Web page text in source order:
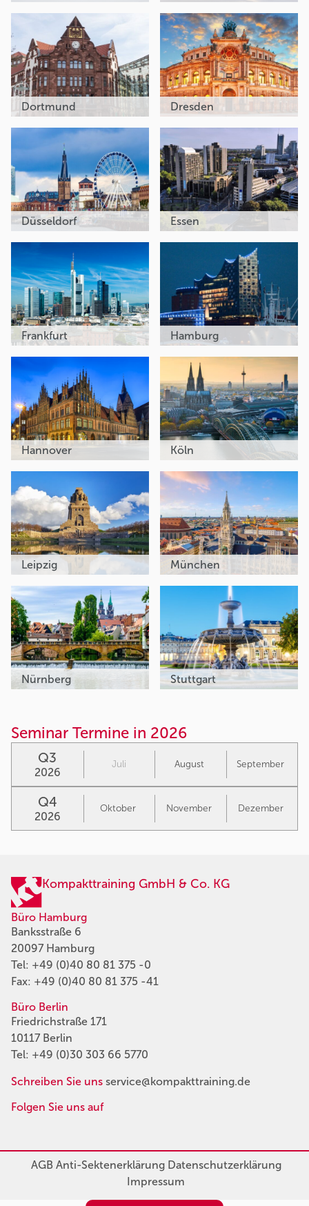
Dortmund Dresden
Düsseldorf Essen
Frankfurt Hamburg
Hannover Köln
Leipzig München
Nürnberg Stuttgart
Seminar Termine in 2026
Q3
2026
Juli August September
Q4
2026
Oktober November Dezember
Kompakttraining GmbH & Co. KG
Büro Hamburg
Banksstraße 6
20097 Hamburg
Tel: +49 (0)40 80 81 375 -0
Fax: +49 (0)40 80 81 375 -41
Büro Berlin
Friedrichstraße 171
10117 Berlin
Tel: +49 (0)30 303 66 5770
Schreiben Sie uns service@kompakttraining.de
Folgen Sie uns auf
AGBAnti-SektenerklärungDatenschutzerklärung
Impressum